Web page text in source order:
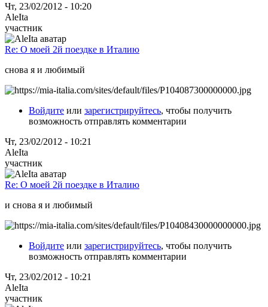
Чт, 23/02/2012 - 10:20
AleIta
участник
Re: О моей 2й поездке в Италию
снова я и любимый
Войдите или зарегистрируйтесь, чтобы получить
возможность отправлять комментарии
Чт, 23/02/2012 - 10:21
AleIta
участник
Re: О моей 2й поездке в Италию
и снова я и любимый
Войдите или зарегистрируйтесь, чтобы получить
возможность отправлять комментарии
Чт, 23/02/2012 - 10:21
AleIta
участник